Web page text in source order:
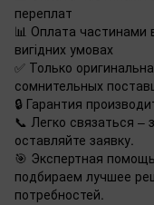
переплат
📊 Оплата частинами
вигідних умовах
✅ Только
сомнительных
🔒 Гарантия
📞 Легко связаться
оставляйте заявку.
🎯 Экспертная
подбираем лучшее
потребностей.